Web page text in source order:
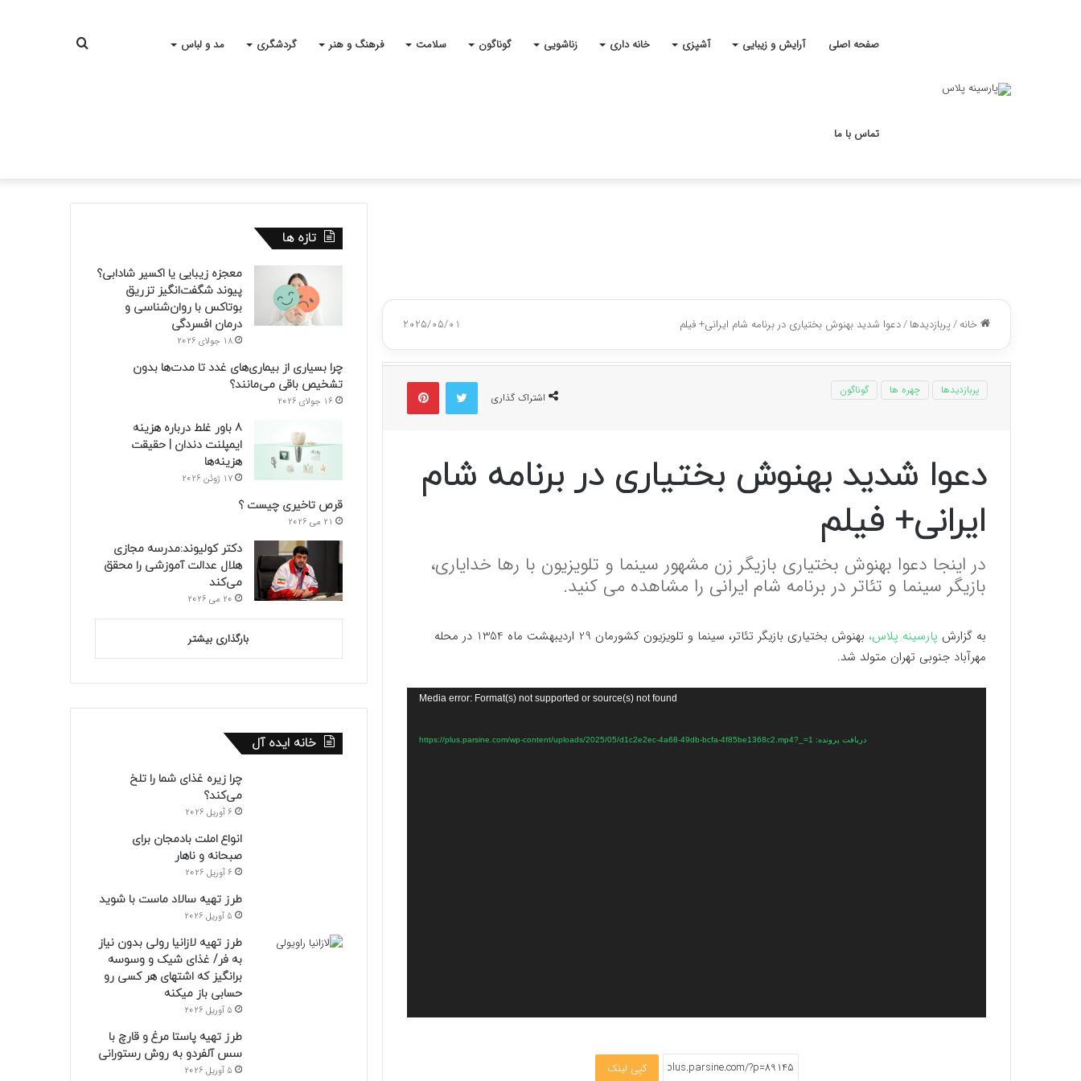
صفحه اصلی آرایش و زیبایی آشپزی خانه داری زناشویی گوناگون سلامت فرهنگ و هنر گردشگری مد و لباس
تماس با ما
جستجو
خانه/پربازدیدها/دعوا شدید بهنوش بختیاری در برنامه شام ایرانی+ فیلم 2025/05/01
اشتراک گذاری
توییتر پینتریست
پربازدیدها چهره ها گوناگون
دعوا شدید بهنوش بختیاری در برنامه شام
ایرانی+ فیلم
در اینجا دعوا بهنوش بختیاری بازیگر زن مشهور سینما و تلویزیون با رها خدایاری،
بازیگر سینما و تئاتر در برنامه شام ایرانی را مشاهده می کنید.
به گزارش پارسینه پلاس،
بهنوش بختیاری بازیگر تئاتر، سینما و تلویزیون کشورمان 29 اردیبهشت ماه 1354 در محله
مهرآباد جنوبی تهران متولد شد.
Media error: Format(s) not supported or source(s) not found
دریافت پرونده: https://plus.parsine.com/wp-content/uploads/2025/05/d1c2e2ec-4a68-49db-bcfa-4f85be1368c2.mp4?_=1
کپی لینک
تازه ها
معجزه زیبایی یا اکسیر شادابی؟
پیوند شگفت‌انگیز تزریق
بوتاکس با روان‌شناسی و
درمان افسردگی
18 جولای 2026
چرا بسیاری از بیماری‌های غدد تا مدت‌ها بدون
تشخیص باقی می‌مانند؟
16 جولای 2026
8 باور غلط درباره هزینه
ایمپلنت دندان | حقیقت
هزینه‌ها
17 ژوئن 2026
قرص تاخیری چیست ؟
21 می 2026
دکتر کولیوند:مدرسه مجازی
هلال عدالت آموزشی را محقق
می‌کند
20 می 2026
بارگذاری بیشتر
خانه ایده آل
چرا زیره غذای شما را تلخ
می‌کند؟
6 آوریل 2026
انواع املت بادمجان برای
صبحانه و ناهار
6 آوریل 2026
طرز تهیه سالاد ماست با شوید
5 آوریل 2026
طرز تهیه لازانیا رولی بدون نیاز
به فر/ غذای شیک و وسوسه
برانگیز که اشتهای هر کسی رو
حسابی باز میکنه
5 آوریل 2026
طرز تهیه پاستا مرغ و قارچ با
سس آلفردو به روش رستورانی
5 آوریل 2026